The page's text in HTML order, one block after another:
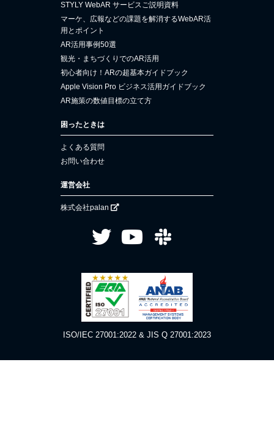
STYLY WebAR サービスご説明資料
マーケ、広報などの課題を解消するWebAR活
用とポイント
AR活用事例50選
観光・まちづくりでのAR活用
初心者向け！ARの超基本ガイドブック
Apple Vision Pro ビジネス活用ガイドブック
AR施策の数値目標の立て方
困ったときは
よくある質問
お問い合わせ
運営会社
株式会社palan
ISO/IEC 27001:2022 & JIS Q 27001:2023